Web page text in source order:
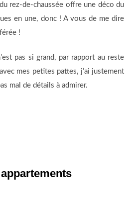
rez-de-chaussée offre une déco du
en une, donc ! A vous de me dire
!
pas si grand, par rapport au reste
mes petites pattes, j’ai justement
mal de détails à admirer.